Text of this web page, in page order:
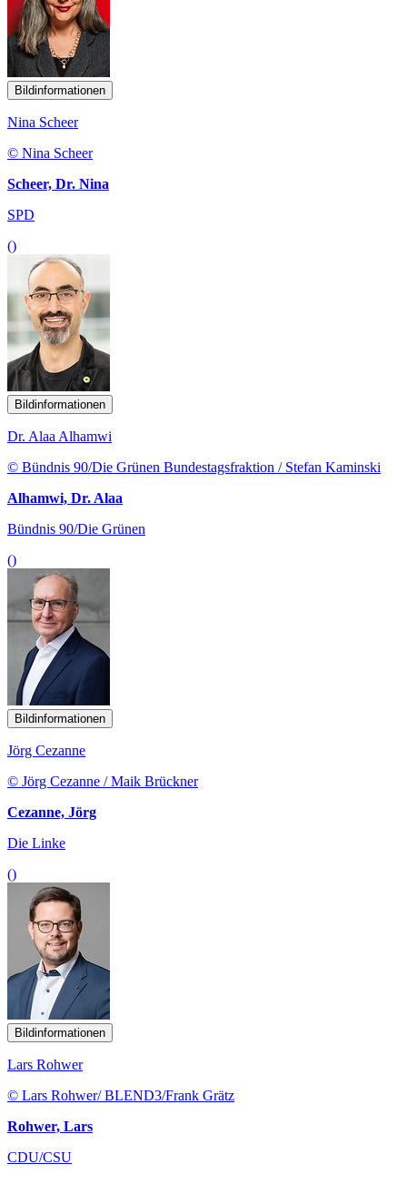
Bildinformationen
Nina Scheer
© Nina Scheer
Scheer, Dr. Nina
SPD
()
Bildinformationen
Dr. Alaa Alhamwi
© Bündnis 90/Die Grünen Bundestagsfraktion / Stefan Kaminski
Alhamwi, Dr. Alaa
Bündnis 90/Die Grünen
()
Bildinformationen
Jörg Cezanne
© Jörg Cezanne / Maik Brückner
Cezanne, Jörg
Die Linke
()
Bildinformationen
Lars Rohwer
© Lars Rohwer/ BLEND3/Frank Grätz
Rohwer, Lars
CDU/CSU